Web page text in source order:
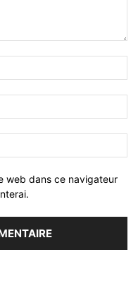
web dans ce navigateur